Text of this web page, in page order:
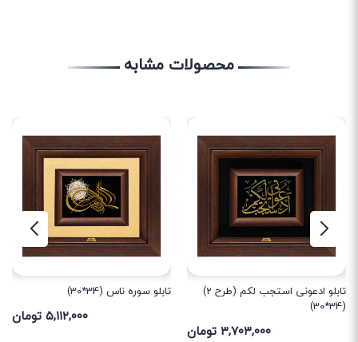
محصولات مشابه
تابلو ادعونی استجب لکم (طرح 2)
(34*30)
۳,۷۰۳,۰۰۰ تومان
تابلو سوره ناس (34*30)
۵,۱۱۲,۰۰۰ تومان